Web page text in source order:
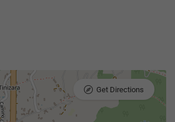
Get Directions